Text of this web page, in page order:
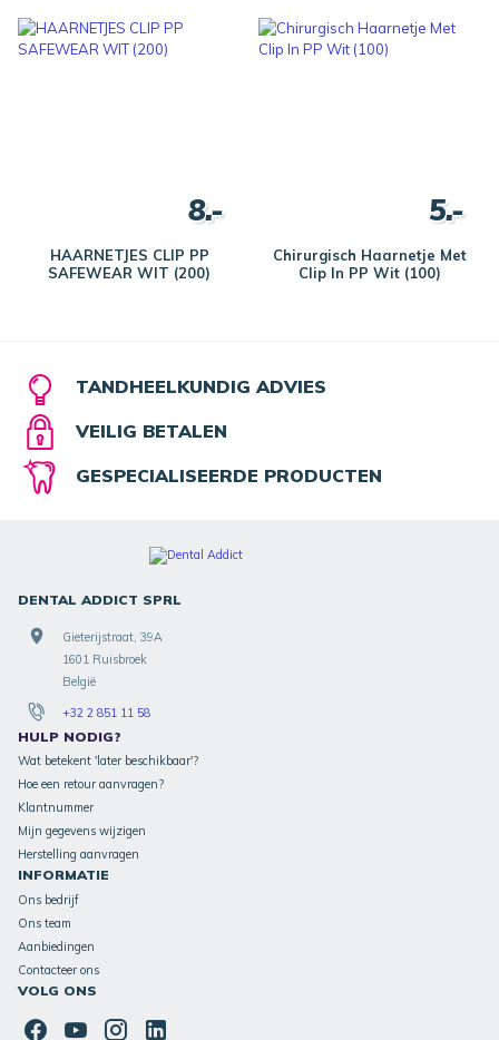
HAARNETJES CLIP PP
SAFEWEAR WIT (200)
8.-
Chirurgisch Haarnetje Met
Clip In PP Wit (100)
5.-
TANDHEELKUNDIG ADVIES
VEILIG BETALEN
GESPECIALISEERDE PRODUCTEN
DENTAL ADDICT SPRL
Gieterijstraat, 39A
1601 Ruisbroek
België
+32 2 851 11 58
HULP NODIG?
Wat betekent 'later beschikbaar'?
Hoe een retour aanvragen?
Klantnummer
Mijn gegevens wijzigen
Herstelling aanvragen
INFORMATIE
Ons bedrijf
Ons team
Aanbiedingen
Contacteer ons
VOLG ONS